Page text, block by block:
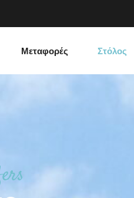
Μεταφορές Στόλος